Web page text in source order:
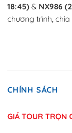
18:45) & NX986
chương trình,
CHÍNH SÁCH
GIÁ TOUR TRỌN